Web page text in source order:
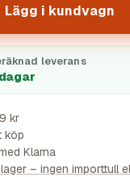
Lägg i kundvagn
leverans
kr
köp
Klarna
– ingen importtull